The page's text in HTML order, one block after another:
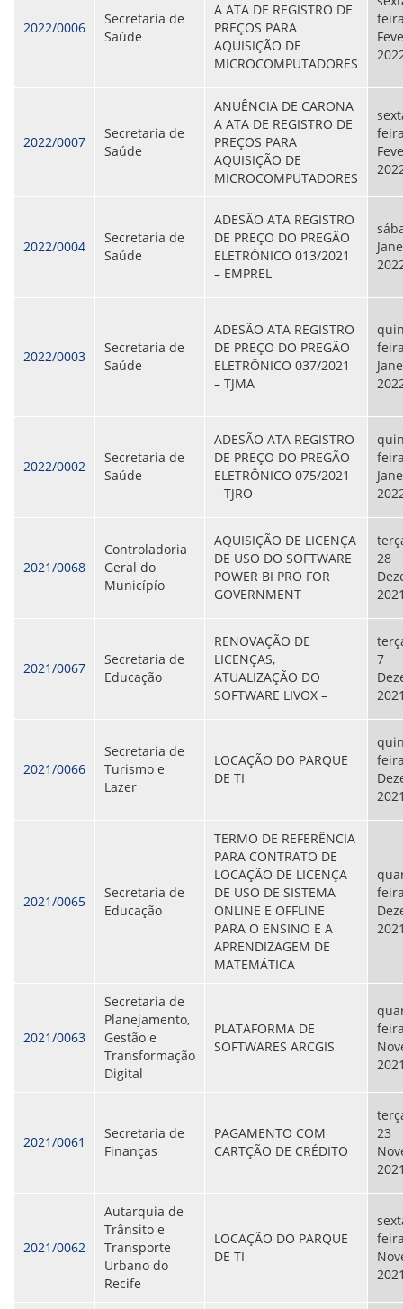
TRANSPARÊNCIA
2022/0006
Secretaria de
Saúde
A ATA DE REGISTRO DE
PREÇOS PARA
AQUISIÇÃO DE
MICROCOMPUTADORES
2022/0007
Secretaria de
Saúde
ANUÊNCIA DE CARONA
A ATA DE REGISTRO DE
PREÇOS PARA
AQUISIÇÃO DE
MICROCOMPUTADORES
2022/0004
Secretaria de
Saúde
ADESÃO ATA REGISTRO
DE PREÇO DO PREGÃO
ELETRÔNICO 013/2021
– EMPREL
2022/0003
Secretaria de
Saúde
ADESÃO ATA REGISTRO
DE PREÇO DO PREGÃO
ELETRÔNICO 037/2021
– TJMA
2022/0002
Secretaria de
Saúde
ADESÃO ATA REGISTRO
DE PREÇO DO PREGÃO
ELETRÔNICO 075/2021
– TJRO
2021/0068
Controladoria
Geral do
Municípío
AQUISIÇÃO DE LICENÇA
DE USO DO SOFTWARE
POWER BI PRO FOR
GOVERNMENT
28
2021/0067
Secretaria de
Educação
RENOVAÇÃO DE
LICENÇAS,
ATUALIZAÇÃO DO
SOFTWARE LIVOX –
7
2021/0066
Secretaria de
Turismo e
Lazer
LOCAÇÃO DO PARQUE
DE TI
2021/0065
Secretaria de
Educação
TERMO DE REFERÊNCIA
PARA CONTRATO DE
LOCAÇÃO DE LICENÇA
DE USO DE SISTEMA
ONLINE E OFFLINE
PARA O ENSINO E A
APRENDIZAGEM DE
MATEMÁTICA
2021/0063
Secretaria de
Planejamento,
Gestão e
Transformação
Digital
PLATAFORMA DE
SOFTWARES ARCGIS
2021/0061
Secretaria de
Finanças
PAGAMENTO COM
CARTÇÃO DE CRÉDITO
23
2021/0062
Autarquia de
Trânsito e
Transporte
Urbano do
Recife
LOCAÇÃO DO PARQUE
DE TI